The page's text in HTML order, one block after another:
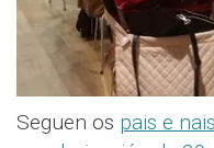
Seguen os pais e